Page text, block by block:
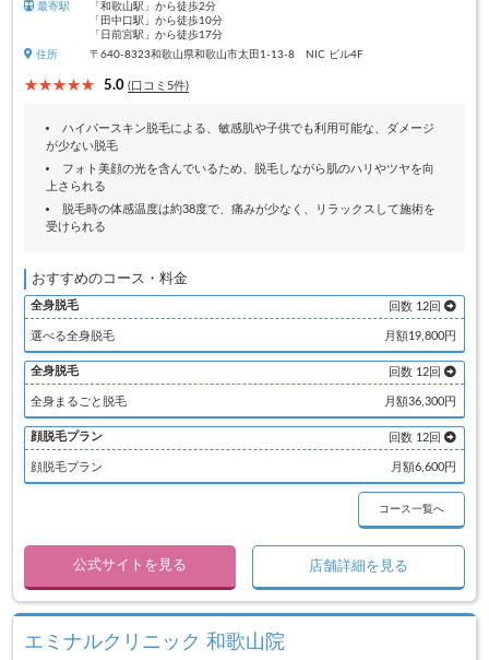
最寄駅
「和歌山駅」から徒歩2分
「田中口駅」から徒歩10分
「日前宮駅」から徒歩17分
住所
〒640-8323和歌山県和歌山市太田1-13-8 NIC ビル4F
5.0 (口コミ5件)
ハイパースキン脱毛による、敏感肌や子供でも利用可能な、ダメージ
が少ない脱毛
フォト美顔の光を含んでいるため、脱毛しながら肌のハリやツヤを向
上さられる
脱毛時の体感温度は約38度で、痛みが少なく、リラックスして施術を
受けられる
おすすめのコース・料金
全身脱毛 回数 12回
選べる全身脱毛 月額19,800円
全身脱毛 回数 12回
全身まるごと脱毛 月額36,300円
顔脱毛プラン 回数 12回
顔脱毛プラン 月額6,600円
コース一覧へ
公式サイトを見る 店舗詳細を見る
エミナルクリニック 和歌山院